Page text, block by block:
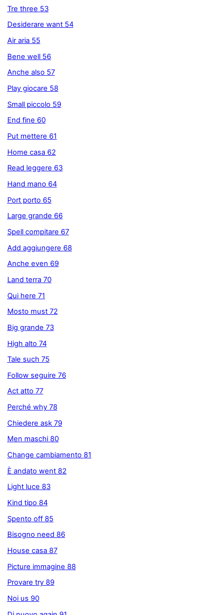
Tre three 53
Desiderare want 54
Air aria 55
Bene well 56
Anche also 57
Play giocare 58
Small piccolo 59
End fine 60
Put mettere 61
Home casa 62
Read leggere 63
Hand mano 64
Port porto 65
Large grande 66
Spell compitare 67
Add aggiungere 68
Anche even 69
Land terra 70
Qui here 71
Mosto must 72
Big grande 73
High alto 74
Tale such 75
Follow seguire 76
Act atto 77
Perché why 78
Chiedere ask 79
Men maschi 80
Change cambiamento 81
È andato went 82
Light luce 83
Kind tipo 84
Spento off 85
Bisogno need 86
House casa 87
Picture immagine 88
Provare try 89
Noi us 90